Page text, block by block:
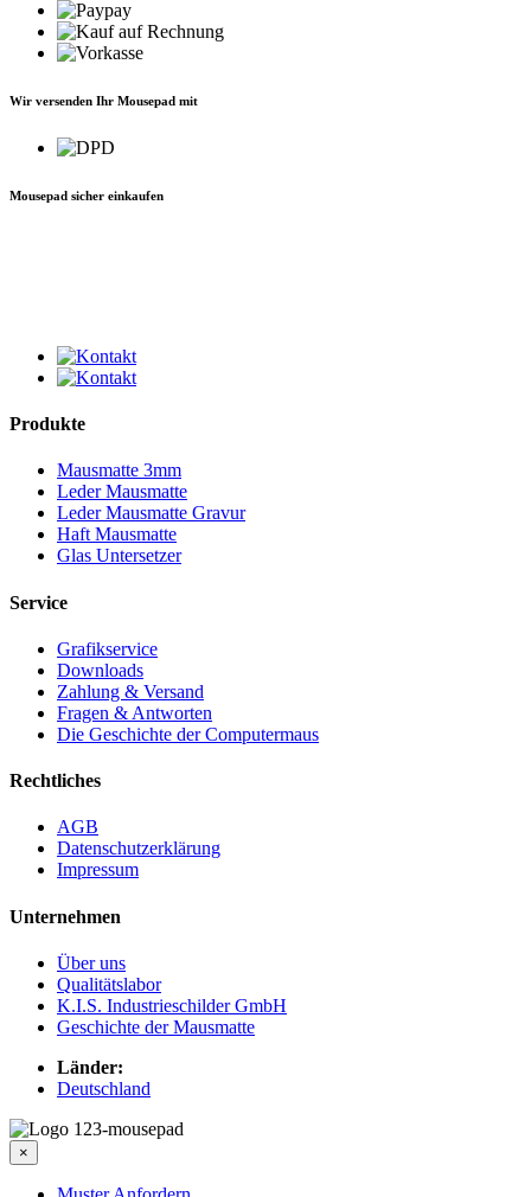
Wir versenden Ihr Mousepad mit
Mousepad sicher einkaufen
Produkte
Mausmatte 3mm
Leder Mausmatte
Leder Mausmatte Gravur
Haft Mausmatte
Glas Untersetzer
Service
Grafikservice
Downloads
Zahlung & Versand
Fragen & Antworten
Die Geschichte der Computermaus
Rechtliches
AGB
Datenschutzerklärung
Impressum
Unternehmen
Über uns
Qualitätslabor
K.I.S. Industrieschilder GmbH
Geschichte der Mausmatte
Länder:
Deutschland
×